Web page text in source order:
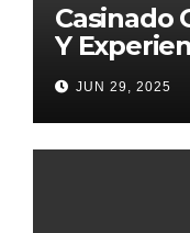
Casinado
Y
2026
JUN 29, 2025